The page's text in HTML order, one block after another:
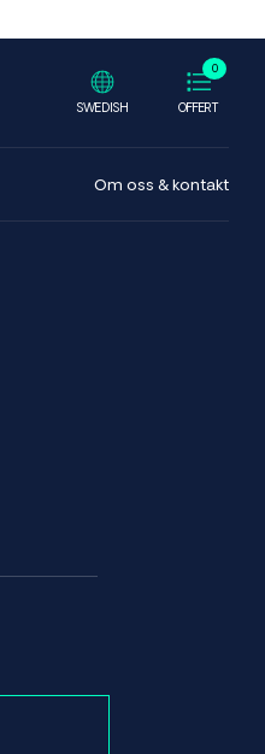
0
OFFERT
SWEDISH
Om oss & kontakt